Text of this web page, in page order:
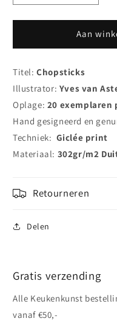
verlagen
voor
Chopsticks
voor
Aan
Titel:Chopsticks
Illustrator: Yves van
Oplage: 20
Hand gesigneerd en
Techniek: Giclée print
Materiaal: 302gr/m2
Retourneren
Delen
Gratis verzending
Alle Keukenkunst
vanaf €50,-